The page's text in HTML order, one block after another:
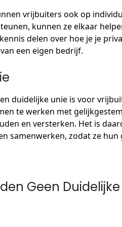
vrijbuiters ook op
kunnen ze elkaar
delen over hoe je je
een eigen bedrijf.
duidelijke unie is voor
te werken met
en versterken. Het is
samenwerken, zodat ze
Geen